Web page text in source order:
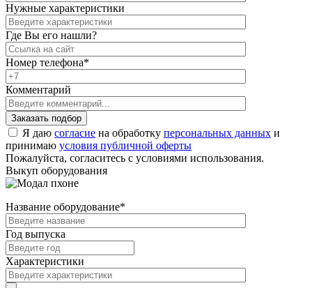
Нужные характеристики
Где Вы его нашли?
Номер телефона*
Комментарий
Я даю согласие на обработку персональных данных и
принимаю условия публичной оферты
Пожалуйста, согласитесь с условиями использования.
Выкуп оборудования
Название оборудование*
Год выпуска
Характеристики